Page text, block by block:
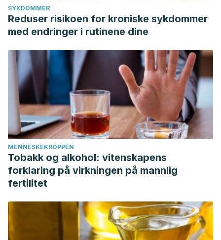
SYKDOMMER
Reduser risikoen for kroniske sykdommer
med endringer i rutinene dine
MENNESKEKROPPEN
Tobakk og alkohol: vitenskapens
forklaring på virkningen på mannlig
fertilitet